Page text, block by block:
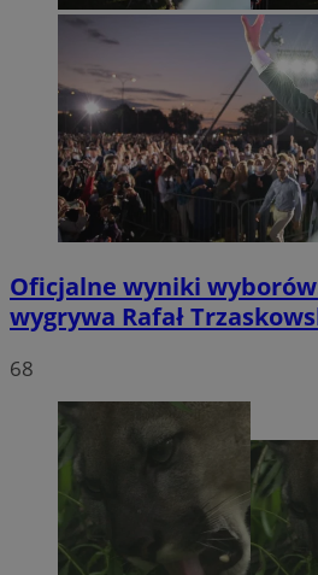
Oficjalne wyniki
wygrywa Rafał
68